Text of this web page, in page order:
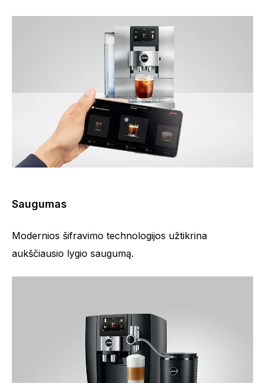
Saugumas
Modernios šifravimo technologijos užtikrina
aukščiausio lygio saugumą.